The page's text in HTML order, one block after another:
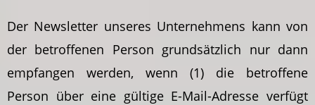
Der Newsletter unseres Unternehmens kann von
der betroffenen Person grundsätzlich nur dann
empfangen werden, wenn (1) die betroffene
Person über eine gültige E-Mail-Adresse verfügt